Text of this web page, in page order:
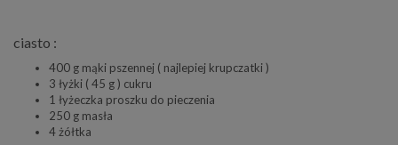
ciasto :
400 g mąki pszennej ( najlepiej krupczatki )
3 łyżki ( 45 g ) cukru
1 łyżeczka proszku do pieczenia
250 g masła
4 żółtka